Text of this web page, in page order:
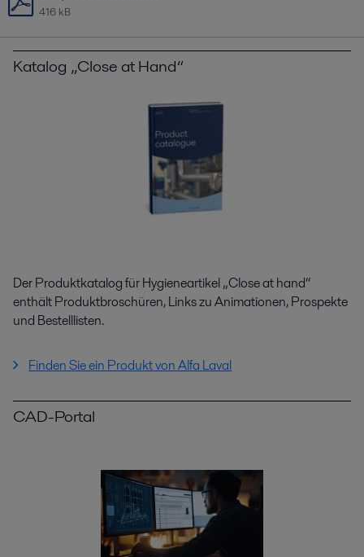
416 kB
Katalog „Close at Hand“
Der Produktkatalog für Hygieneartikel „Close at hand“
enthält Produktbroschüren, Links zu Animationen, Prospekte
und Bestelllisten.
Finden Sie ein Produkt von Alfa Laval
CAD-Portal